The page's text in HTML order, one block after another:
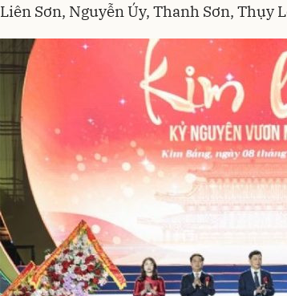
Liên Sơn, Nguyễn Úy, Thanh Sơn, Thụy